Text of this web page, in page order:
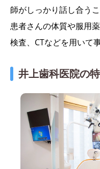
師がしっかり話し合う
患者さんの体質や服用
検査、CTなどを用いて
井上歯科医院の